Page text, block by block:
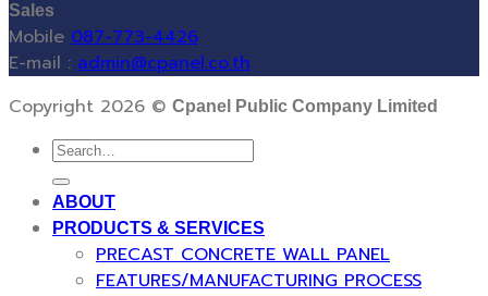
Sales
Mobile 087-773-4426
E-mail : admin@cpanel.co.th
Copyright 2026 © Cpanel Public Company Limited
ABOUT
PRODUCTS & SERVICES
PRECAST CONCRETE WALL PANEL
FEATURES/MANUFACTURING PROCESS